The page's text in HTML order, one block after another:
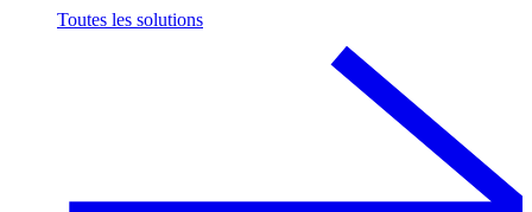
Toutes les solutions